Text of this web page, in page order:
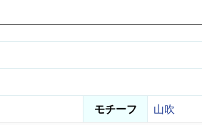
モチーフ
山吹